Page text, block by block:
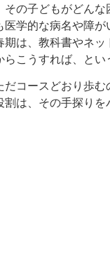
の子どもがどん
学的な病名や障
は、教科書やネッ
こうすれば、とい
コースどおり歩
は、その手探り